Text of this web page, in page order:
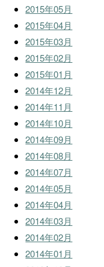
2015年05月
2015年04月
2015年03月
2015年02月
2015年01月
2014年12月
2014年11月
2014年10月
2014年09月
2014年08月
2014年07月
2014年05月
2014年04月
2014年03月
2014年02月
2014年01月